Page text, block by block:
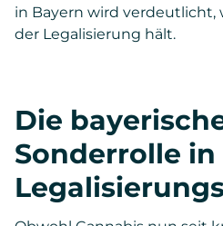
in Bayern wird verdeutlicht,
der Legalisierung hält.
Die
Sonderrolle in